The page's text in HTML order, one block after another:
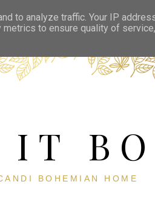
IT
BOHEMIAN HOME
to analyze traffic. Your IP
to ensure quality of